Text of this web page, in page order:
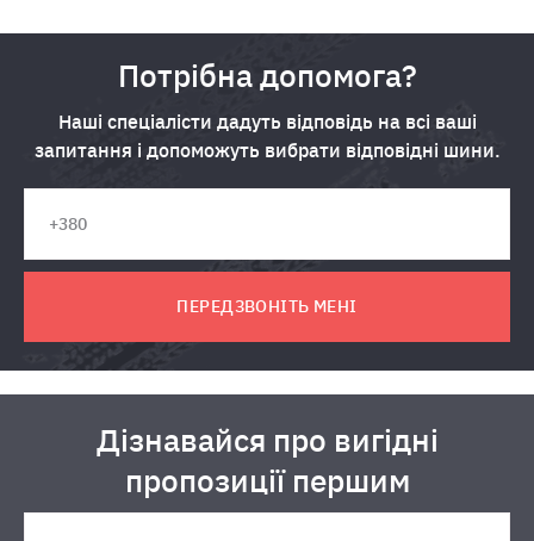
Потрібна допомога?
Наші спеціалісти дадуть відповідь на всі ваші
запитання і допоможуть вибрати відповідні шини.
ПЕРЕДЗВОНІТЬ МЕНІ
Дізнавайся про вигідні
пропозиції першим